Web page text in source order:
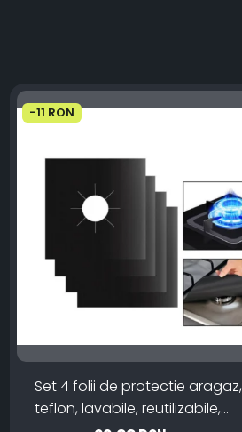
-11 RON
Set 4 folii de protectie aragaz,
teflon, lavabile, reutilizabile,